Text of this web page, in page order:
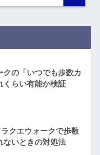
クの「いつでも歩数カ
くらい有能か検証
クエウォークで歩数
ないときの対処法